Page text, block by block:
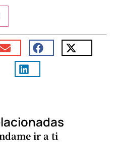
ir a ti